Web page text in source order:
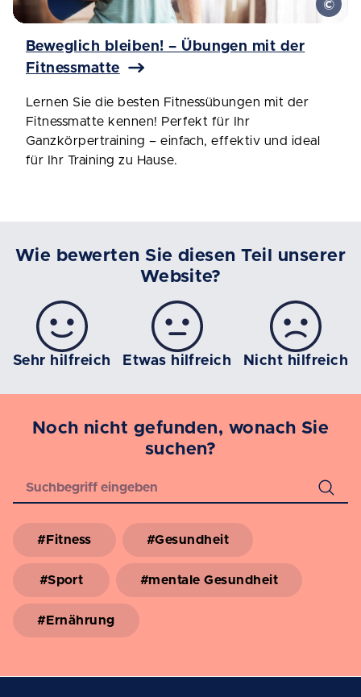
Beweglich bleiben! – Übungen mit der
Fitnessmatte
Lernen Sie die besten Fitnessübungen mit der
Fitnessmatte kennen! Perfekt für Ihr
Ganzkörpertraining – einfach, effektiv und ideal
für Ihr Training zu Hause.
Wie bewerten Sie diesen Teil unserer
Website?
Sehr hilfreich Etwas hilfreich Nicht hilfreich
Noch nicht gefunden, wonach Sie
suchen?
#Fitness #Gesundheit
#Sport #mentale Gesundheit
#Ernährung